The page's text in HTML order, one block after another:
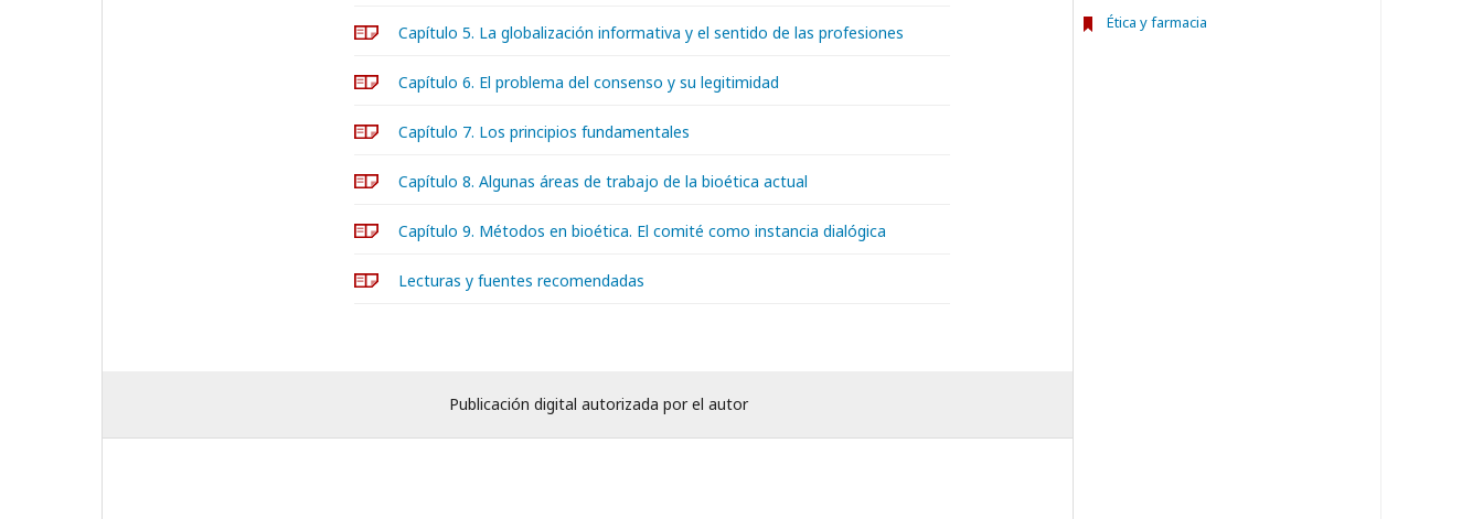
Capítulo 5. La globalización informativa y el sentido de las profesiones
Capítulo 6. El problema del consenso y su legitimidad
Capítulo 7. Los principios fundamentales
Capítulo 8. Algunas áreas de trabajo de la bioética actual
Capítulo 9. Métodos en bioética. El comité como instancia dialógica
Lecturas y fuentes recomendadas
Publicación digital autorizada por el autor
Ética y farmacia